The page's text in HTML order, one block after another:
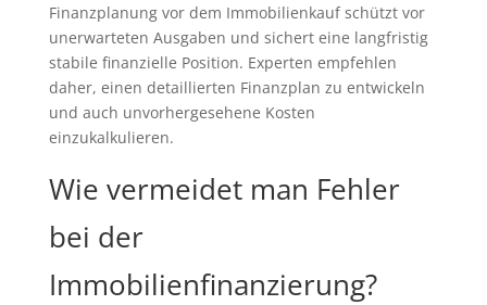
Finanzplanung vor dem Immobilienkauf schützt vor
unerwarteten Ausgaben und sichert eine langfristig
stabile finanzielle Position. Experten empfehlen
daher, einen detaillierten Finanzplan zu entwickeln
und auch unvorhergesehene Kosten
einzukalkulieren.
Wie vermeidet man Fehler
bei der
Immobilienfinanzierung?